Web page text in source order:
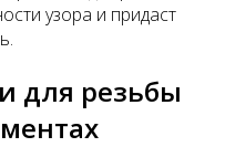
узора и придаст
для резьбы